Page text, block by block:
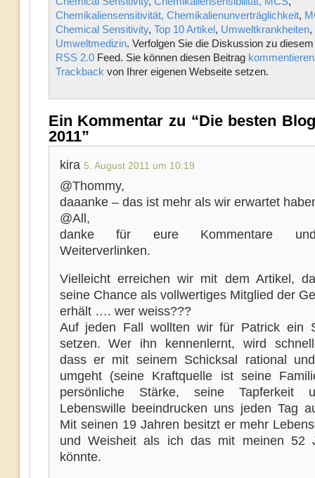
Chemikaliensensitivität, Chemikalienunverträglichkeit,
Chemical Sensitivity, Top 10 Artikel, Umweltkrankheiten,
Umweltmedizin. Verfolgen Sie die Diskussion zu
RSS 2.0Feed. Sie können diesen Beitrag kommentieren
Trackback von Ihrer eigenen Webseite setzen.
Ein Kommentar zu “Die besten
2011”
kira 5. August 2011 um 10:19
@Thommy,
daaanke – das ist mehr als wir erwartet
@All,
danke für eure Kommentare
Weiterverlinken.
Vielleicht erreichen wir mit dem Artikel,
seine Chance als vollwertiges Mitglied der
erhält …. wer weiss???
Auf jeden Fall wollten wir für Patrick ein
setzen. Wer ihn kennenlernt, wird
dass er mit seinem Schicksal rational
umgeht (seine Kraftquelle ist seine
persönliche Stärke, seine Tapferkeit
Lebenswille beeindrucken uns jeden Tag
Mit seinen 19 Jahren besitzt er mehr
und Weisheit als ich das mit meinen 52
könnte.